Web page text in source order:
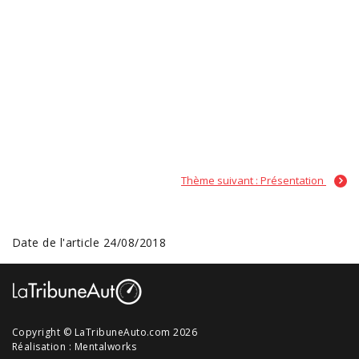
Thème suivant : Présentation
Date de l'article 24/08/2018
Copyright © LaTribuneAuto.com 2026
Réalisation : Mentalworks